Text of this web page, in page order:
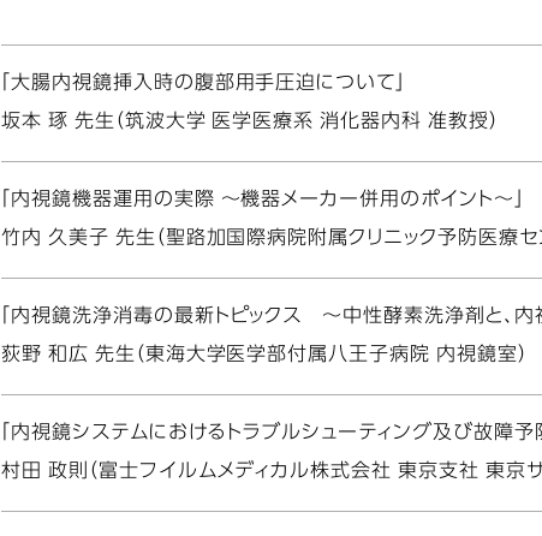
「大腸内視鏡挿入時の腹部用手圧迫について」
坂本 琢 先生（筑波大学 医学医療系 消化器内科 准教授）
「内視鏡機器運用の実際 ～機器メーカー併用のポイント～」
竹内 久美子 先生（聖路加国際病院附属クリニック予防医療セ
「内視鏡洗浄消毒の最新トピックス ～中性酵素洗浄剤と、内
荻野 和広 先生（東海大学医学部付属八王子病院 内視鏡室）
「内視鏡システムにおけるトラブルシューティング及び故障予
村田 政則（富士フイルムメディカル株式会社 東京支社 東京